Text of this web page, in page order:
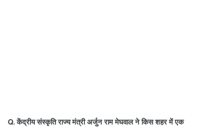
Q. केंद्रीय संस्कृति राज्य मंत्री अर्जुन राम मेघवाल ने किस शहर में एक